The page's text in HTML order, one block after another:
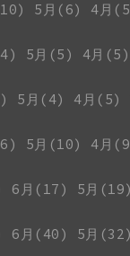
5月(6) 4月
5月(5) 4月(5)
5月(4) 4月(5)
5月(10) 4月
6月(17) 5月(19)
6月(40) 5月(32)